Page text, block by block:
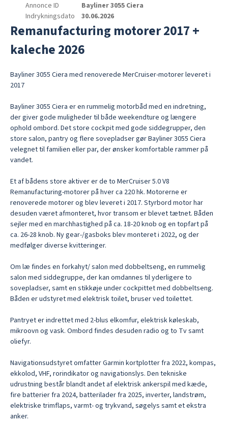
Remanufacturing motorer 2017 +
kaleche 2026
Bayliner 3055 Ciera med renoverede MerCruiser-motorer leveret i
2017
Bayliner 3055 Ciera er en rummelig motorbåd med en indretning,
der giver gode muligheder til både weekendture og længere
ophold ombord. Det store cockpit med gode siddegrupper, den
store salon, pantry og flere sovepladser gør Bayliner 3055 Ciera
velegnet til familien eller par, der ønsker komfortable rammer på
vandet.
Et af bådens store aktiver er de to MerCruiser 5.0 V8
Remanufacturing-motorer på hver ca 220 hk. Motorerne er
renoverede motorer og blev leveret i 2017. Styrbord motor har
desuden været afmonteret, hvor transom er blevet tætnet. Båden
sejler med en marchhastighed på ca. 18-20 knob og en topfart på
ca. 26-28 knob. Ny gear-/gasboks blev monteret i 2022, og der
medfølger diverse kvitteringer.
Om læ findes en forkahyt/ salon med dobbeltseng, en rummelig
salon med siddegruppe, der kan omdannes til yderligere to
sovepladser, samt en stikkøje under cockpittet med dobbeltseng.
Båden er udstyret med elektrisk toilet, bruser ved toilettet.
Pantryet er indrettet med 2-blus elkomfur, elektrisk køleskab,
mikroovn og vask. Ombord findes desuden radio og to Tv samt
oliefyr.
Navigationsudstyret omfatter Garmin kortplotter fra 2022, kompas,
ekkolod, VHF, rorindikator og navigationslys. Den tekniske
udrustning består blandt andet af elektrisk ankerspil med kæde,
fire batterier fra 2024, batterilader fra 2025, inverter, landstrøm,
elektriske trimflaps, varmt- og trykvand, søgelys samt et ekstra
anker.
Annonce ID
Bayliner 3055 Ciera
Indrykningsdato
30.06.2026